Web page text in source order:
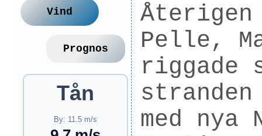
Vind
Prognos
Tån
By: 11.5 m/s
Pelle,
riggade
med